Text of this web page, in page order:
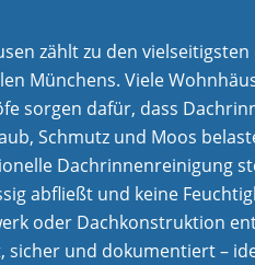
zählt zu den
Münchens. Viele
sorgen dafür, dass
Schmutz und Moos
Dachrinnenreinigung
abfließt und keine
oder Dachkonstruktion
sicher und dokumentiert –